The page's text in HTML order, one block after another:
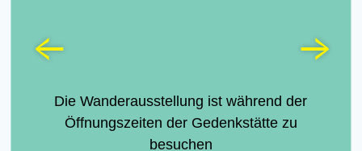
Eine Anmeldung im Vorfeld ist